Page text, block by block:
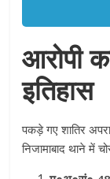
आरोपी
इतिहास
पकड़े गए शातिर
निजामाबाद थाने में